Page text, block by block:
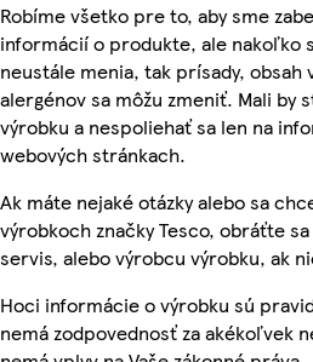
Robíme všetko pre to, aby sme
informácií o produkte, ale nakoľko
neustále menia, tak prísady, obsah
alergénov sa môžu zmeniť. Mali by
výrobku a nespoliehať sa len na
webových stránkach.
Ak máte nejaké otázky alebo sa
výrobkoch značky Tesco, obráťte
servis, alebo výrobcu výrobku, ak
Hoci informácie o výrobku sú
nemá zodpovednosť za akékoľvek